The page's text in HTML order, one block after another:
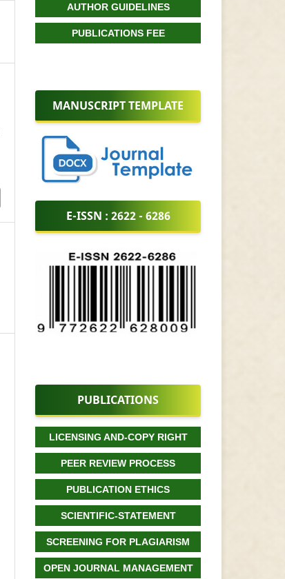
AUTHOR GUIDELINES
PUBLICATIONS FEE
MANUSCRIPT TEMPLATE
E-ISSN : 2622 - 6286
PUBLICATIONS
LICENSING AND-COPY RIGHT
PEER REVIEW PROCESS
PUBLICATION ETHICS
SCIENTIFIC-STATEMENT
SCREENING FOR PLAGIARISM
OPEN JOURNAL MANAGEMENT